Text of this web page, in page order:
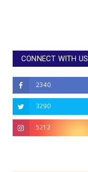
CONNECT WITH US
2340
3290
5212